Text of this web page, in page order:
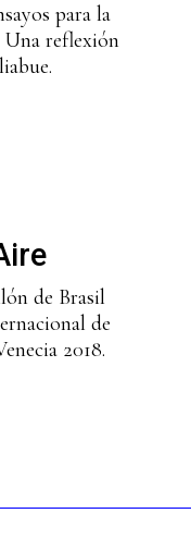
para la
Una reflexión
de Brasil
de
2018.